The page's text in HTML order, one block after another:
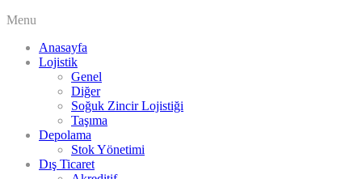
Menu
Anasayfa
Lojistik
Genel
Diğer
Soğuk Zincir Lojistiği
Taşıma
Depolama
Stok Yönetimi
Dış Ticaret